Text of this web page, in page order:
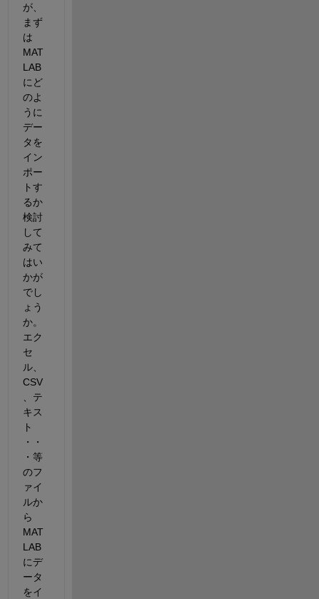
が、
まず
は
MAT
LAB
にど
のよ
うに
デー
タを
イン
ポー
トす
るか
検討
して
みて
はい
かが
でし
ょう
か。
エク
セ
ル、
CSV
、テ
キス
ト
・・
・等
のフ
ァイ
ルか
ら
MAT
LAB
にデ
ータ
をイ